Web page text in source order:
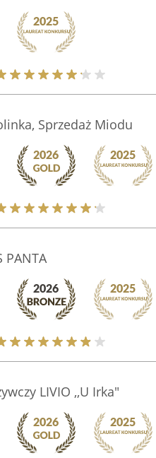
Sprzedaż Miodu
PANTA
LIVIO ,,U Irka"